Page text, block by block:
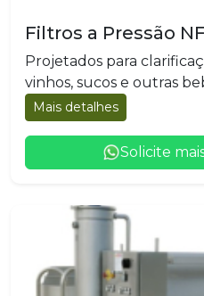
Filtros a Pressão NF
Projetados para
vinhos, sucos e outras
Mais detalhes
Solicite